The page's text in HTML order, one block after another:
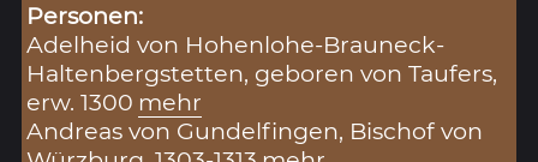
Personen:
Adelheid von Hohenlohe-Brauneck-
Haltenbergstetten, geboren von Taufers,
erw. 1300 mehr
Andreas von Gundelfingen, Bischof von